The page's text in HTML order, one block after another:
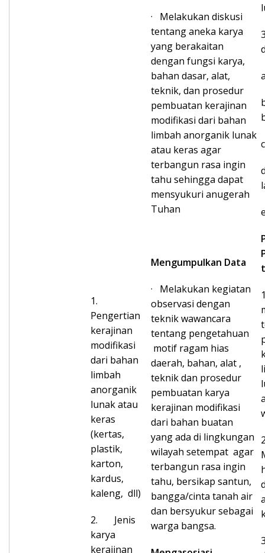
1.
Pengertian
kerajinan
modifikasi
dari bahan
limbah
anorganik
lunak atau
keras
(kertas,
plastik,
karton,
kardus,
kaleng, dll)
2. Jenis
karya
kerajinan
· Melakukan diskusi
tentang aneka karya
yang berakaitan
dengan fungsi karya,
bahan dasar, alat,
teknik, dan prosedur
pembuatan kerajinan
modifikasi dari bahan
limbah anorganik lunak
atau keras agar
terbangun rasa ingin
tahu sehingga dapat
mensyukuri anugerah
Tuhan
Mengumpulkan Data
· Melakukan kegiatan
observasi dengan
teknik wawancara
tentang pengetahuan
motif ragam hias
daerah, bahan, alat ,
teknik dan prosedur
pembuatan karya
kerajinan modifikasi
dari bahan buatan
yang ada di lingkungan
wilayah setempat agar
terbangun rasa ingin
tahu, bersikap santun,
bangga/cinta tanah air
dan bersyukur sebagai
warga bangsa.